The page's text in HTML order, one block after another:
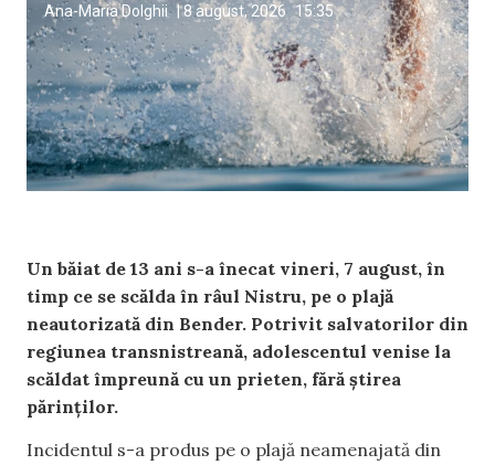
Ana-Maria Dolghii |8 august, 2026 15:35
Un băiat de 13 ani s-a înecat vineri, 7 august, în
timp ce se scălda în râul Nistru, pe o plajă
neautorizată din Bender. Potrivit salvatorilor din
regiunea transnistreană, adolescentul venise la
scăldat împreună cu un prieten, fără știrea
părinților.
Incidentul s-a produs pe o plajă neamenajată din